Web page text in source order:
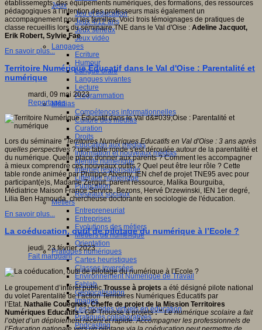
Jeux
Jeu et éducation
Jeux 4/12 ans
Jeux sérieux
Jeux vidéo
Langages
Ecriture
Humour
Langue orale
Langues vivantes
Lecture
Programmation
Médias
Compétences informationnelles
Culture des médias
Curation
Droits
Education aux médias
Information et nouveaux médias
Identité numérique
Internet responsable
Littératie numérique
Publication
Réseaux sociaux
Métiers
Entrepreneuriat
Entreprises
Evolutions des métiers
Métiers du numérique
Orientation
Pratiques numériques
Cartes heuristiques
Classes inversées
Environnement Numérique de Travail
Fablab
Géolocalisation
Images
Les mondes virtuels en éducation
Pratiques collaboratives
Podcasting
établissements, des équipements numériques, des formations, des ressources
pédagogiques à l’intention des professeurs mais également un
accompagnement pour les familles. Voici trois témoignages de pratiques de
classe recueillis lors du séminaire TNE dans le Val d'Oise : Adeline Jacquot,
Erik Robert, Sylvie Fae.
En savoir plus...
Territoire Numérique Éducatif dans le Val d'Oise : Parentalité et
numérique
mardi, 09 mai 2023
Reportages
Lors du séminaire "Territoires Numériques Educatifs en Val d'Oise : 3 ans après
quelles perspectives ? une table ronde s'est déroulée autour de la parentalité et
du numérique. Quelle place donner aux parents ? Comment les accompagner
à mieux comprendre ces nouveaux outils ? Quel peut être leur rôle ? Cette
table ronde animée par Philippe Alverny, IEN chef de projet TNE95 avec pour
participant(e)s, Madame Zerguit, parent ressource, Malika Bourguiba,
Médiatrice Maison France Service, Bezons, Hervé Drzewinski, IEN 1er degré,
Lilia Ben Hamouda, chercheuse doctorante en sociologie de l'éducation.
En savoir plus...
La coéducation, outil de pilotage du numérique à l’Ecole ?
jeudi, 23 février 2023
Fait marquant
Le groupement d’intérêt publicTrousse à projets a été désigné pilote national
du volet Parentalité de l’action Territoires Numériques Éducatifs par
l’Etat. Nathalie Couégnas, Cheffe de projet de la Mission Territoires
Numériques Educatifs -GIP Trousse à projets: "Le numérique scolaire a fait
l’objet d’un déploiement récent et rapide. Accompagner les professionnels de